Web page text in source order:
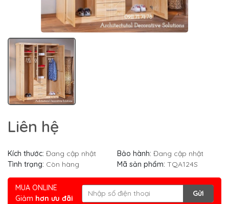
Liên hệ
Kích thước: Đang cập nhật Bảo hành: Đang cập nhật
Tình trạng: Còn hàng Mã sản phẩm: TQA124S
MUA ONLINE
Giảm hơn ưu đãi
Gửi